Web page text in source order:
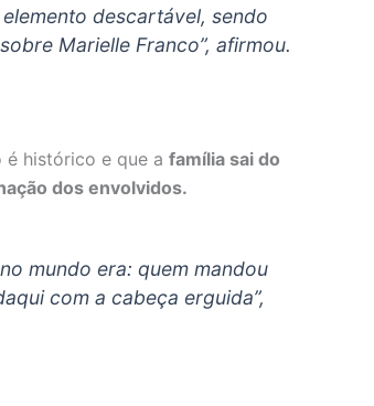
descartável, sendo
Marielle Franco”, afirmou.
é histórico e que a família sai do
dos envolvidos.
mundo era: quem mandou
com a cabeça erguida”,